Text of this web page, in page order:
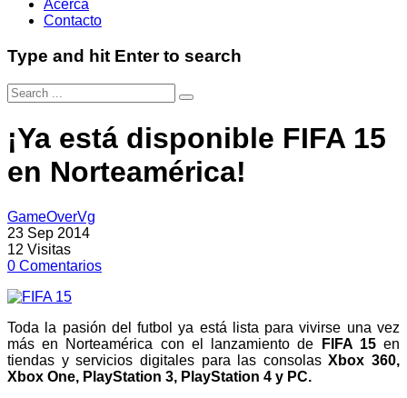
Acerca
Contacto
Type and hit Enter to search
¡Ya está disponible FIFA 15
en Norteamérica!
GameOverVg
23 Sep 2014
12 Visitas
0 Comentarios
Toda la pasión del futbol ya está lista para vivirse una vez
más en Norteamérica con el lanzamiento de
FIFA 15en
tiendas y servicios digitales para las consolasXbox 360,
Xbox One, PlayStation 3, PlayStation 4 y PC.